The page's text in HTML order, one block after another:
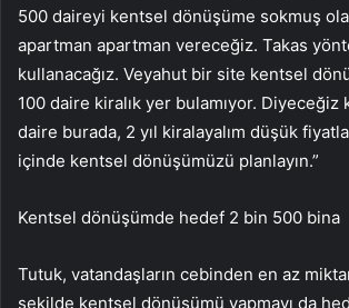
500 daireyi kentsel dönüşüme sokmuş
apartman apartman vereceğiz. Takas
kullanacağız. Veyahut bir site kentsel
100 daire kiralık yer bulamıyor. Diyeceğiz
daire burada, 2 yıl kiralayalım düşük
içinde kentsel dönüşümüzü planlayın.”
Kentsel dönüşümde hedef 2 bin 500 bina
Tutuk, vatandaşların cebinden en az
şekilde kentsel dönüşümü yapmayı da